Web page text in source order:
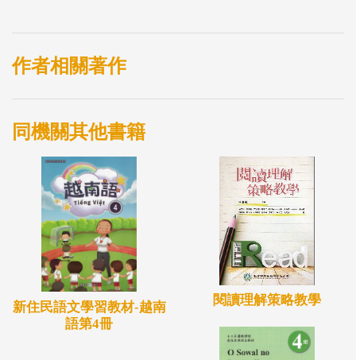
大單元：
（一）必選單元，共6大主題，分別為：民族、地
「文化」主題。
三、本套教材架構分為「學習手冊」及「教師手
冊」：
（一）「學習手冊」共有10課，各課包含3單元：課
文、生詞、學習測驗。
（二）「教師手冊」配合學習手冊，包含8單元：各
課課文主旨、課文內容、詞彙解釋、句型補充、教學
活動、語文知識及語言文化補充資料等，提供教學參
考之用。
作者相關著作
同機關其他書籍
新住民語文學習教材-越南
語第4冊
閱讀理解策略教學